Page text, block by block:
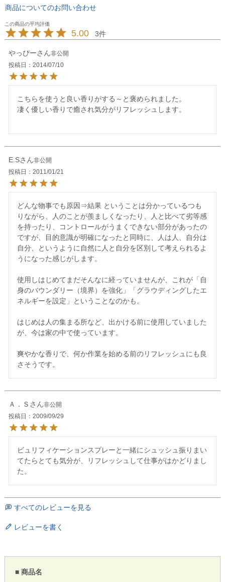
商品についてのお問い合わせ
5.00 3
やっぴー
非公開
投稿日
2014/07/10
こちらを使うと良い香りがする～と褒められました。
凄く優しい香りで癒され気分がリフレッシュします。
E.S
非公開
投稿日
2011/01/21
どんな物事でも原因⇒結果 ということは分かっているつも
りながら、人のことが羨ましくなったり、人と比べて劣等感
を持ったり、コントロールがうまくできない部分があったの
ですが、目的意識が明確になったと同時に、人は人、自分は
自分、というように自然に人と自分を区別して考えられるよ
うになった感じがします。
使用しはじめてまだそんなに経っていませんが、これが「自
身のバウンダリー（境界）を強化」「グラウディングしたエ
ネルギーを設定」ということなのかも。
はじめは人の集まる所など、出かける前に使用していました
が、今は家の中で使っています。
爽やかな香りで、何か作業を始める前のリフレッシュにも良
Ａ．Ｓ
非公開
投稿日
2009/09/29
ビュリフィケーションスプレーと一緒にシュッシュ振りまい
てたらとても気分が、リフレッシュして仕事がはかどりまし
すべてのレビューを見る
レビューを書く
■ 商品名